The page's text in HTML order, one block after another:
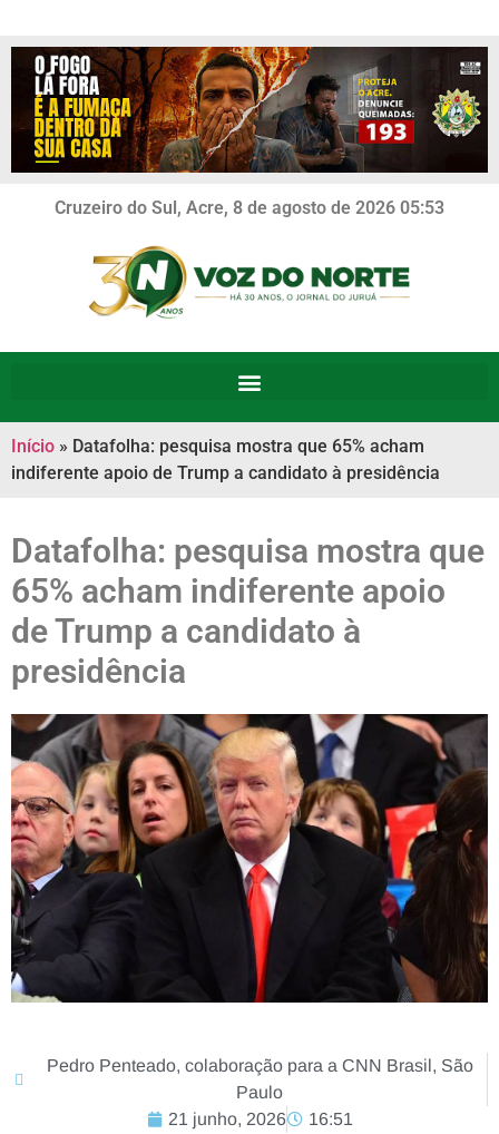
Cruzeiro do Sul, Acre, 8 de agosto de 2026 05:53
Início » Datafolha: pesquisa mostra que 65% acham
indiferente apoio de Trump a candidato à presidência
Datafolha: pesquisa mostra que
65% acham indiferente apoio
de Trump a candidato à
presidência
Pedro Penteado, colaboração para a CNN Brasil, São
Paulo
21 junho, 2026
16:51